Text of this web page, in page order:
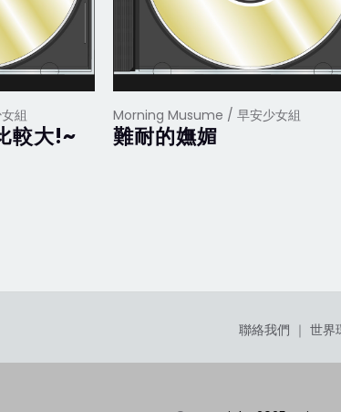
組
較大!~
Morning Musume / 早安少女組
難耐的嫵媚
聯絡我們 ｜ 世界